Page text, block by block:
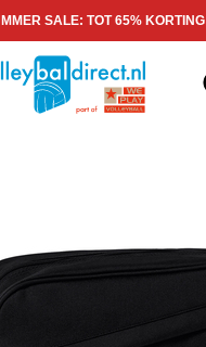
SALE: TOT 65% KORTING